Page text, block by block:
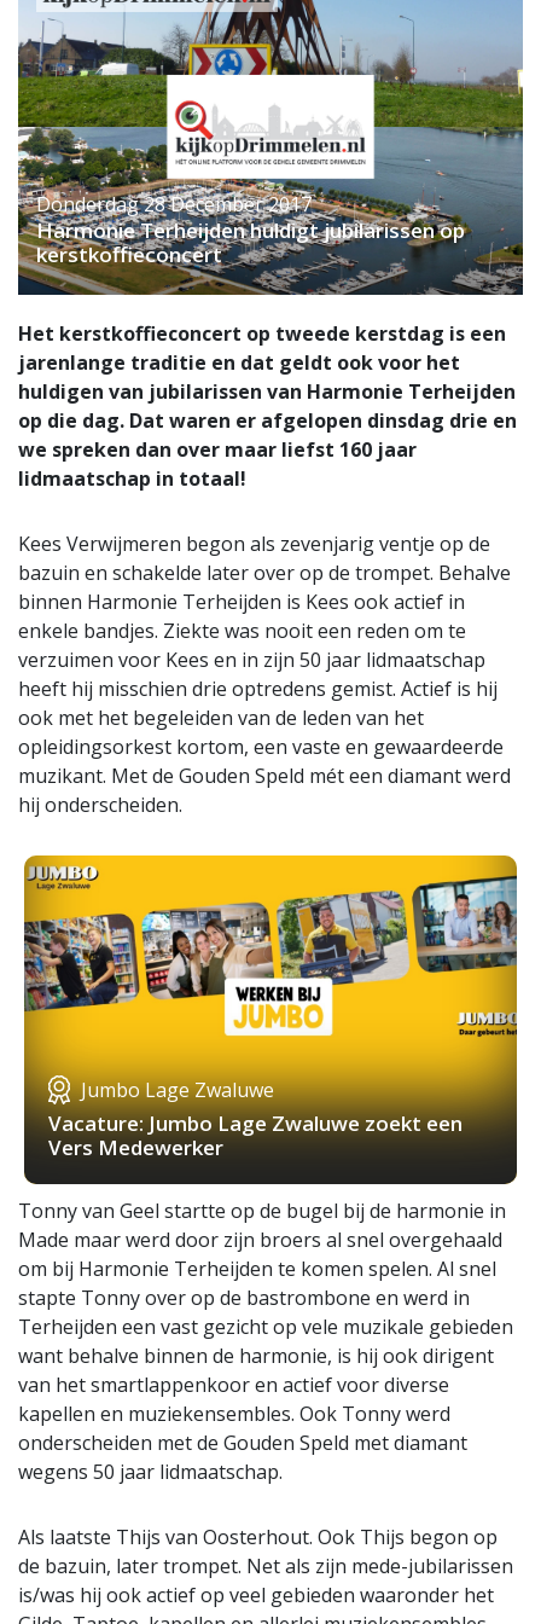
Donderdag 28 December 2017
Harmonie Terheijden huldigt jubilarissen op
kerstkoffieconcert
Het kerstkoffieconcert op tweede kerstdag is een
jarenlange traditie en dat geldt ook voor het
huldigen van jubilarissen van Harmonie Terheijden
op die dag. Dat waren er afgelopen dinsdag drie en
we spreken dan over maar liefst 160 jaar
lidmaatschap in totaal!
Kees Verwijmeren begon als zevenjarig ventje op de
bazuin en schakelde later over op de trompet. Behalve
binnen Harmonie Terheijden is Kees ook actief in
enkele bandjes. Ziekte was nooit een reden om te
verzuimen voor Kees en in zijn 50 jaar lidmaatschap
heeft hij misschien drie optredens gemist. Actief is hij
ook met het begeleiden van de leden van het
opleidingsorkest kortom, een vaste en gewaardeerde
muzikant. Met de Gouden Speld mét een diamant werd
hij onderscheiden.
Jumbo Lage Zwaluwe
Vacature: Jumbo Lage Zwaluwe zoekt een
Vers Medewerker
Tonny van Geel startte op de bugel bij de harmonie in
Made maar werd door zijn broers al snel overgehaald
om bij Harmonie Terheijden te komen spelen. Al snel
stapte Tonny over op de bastrombone en werd in
Terheijden een vast gezicht op vele muzikale gebieden
want behalve binnen de harmonie, is hij ook dirigent
van het smartlappenkoor en actief voor diverse
kapellen en muziekensembles. Ook Tonny werd
onderscheiden met de Gouden Speld met diamant
wegens 50 jaar lidmaatschap.
Als laatste Thijs van Oosterhout. Ook Thijs begon op
de bazuin, later trompet. Net als zijn mede-jubilarissen
is/was hij ook actief op veel gebieden waaronder het